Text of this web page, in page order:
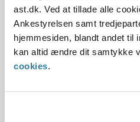
ast.dk. Ved at tillade alle
Ankestyrelsen samt
hjemmesiden, blandt andet til
kan altid ændre dit samtykke
cookies.
sagsbehandlingstiden for
støtte til køb af bil efter
besluttet at prioritere
genansøgninger. Kommunen
som led i at realisere en